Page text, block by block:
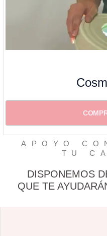
APOYO
TU
DISPONEMOS
QUE TE